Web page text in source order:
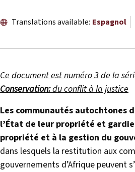
Translations available: Espagnol
Ce document est numéro 3de la
Conservation:du conflit à la justice
Les communautés autochtones
l’État de leur propriété et
propriété et à la gestion du
dans lesquels la restitution aux
gouvernements d’Afrique peuvent